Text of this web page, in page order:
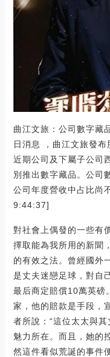
曲江文旅：公司數字藏
日消息 ，曲江文旅發布
近期公司及下屬子公司
別推出數字藏品。公司
公司年度營收中占比尚
9:44:37]
對社會上偶發的一些有
擇取能為我所用的新聞
的有效之法。曾經國外
是丈夫迷戀足球，對自
最后商定賠償10萬英磅
家，他的賠款是手段，
者所說：“這位太太與
魅力所在。而且，她的
然這件看似荒誕的事件